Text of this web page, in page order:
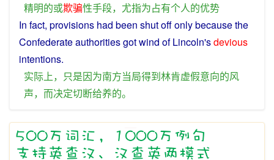
精明的或欺骗性手段， 尤指为占有个人的优势
In fact, provisions had been shutoffonlybecausethe
Confederateauthoritiesgotwind ofLincoln'sdevious
intentions.
实际上， 只是因为南方当局得到林肯虚假意向的风
声， 而决定切断给养的。